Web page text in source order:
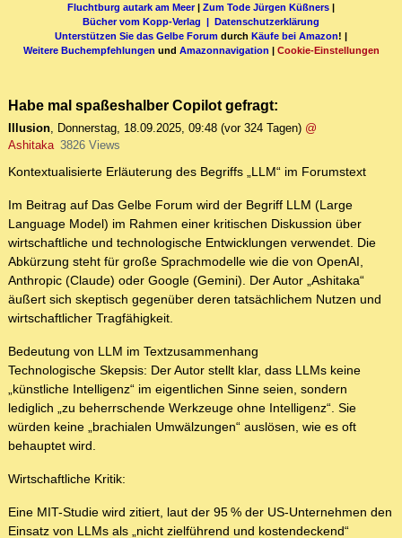
Fluchtburg autark am Meer| Zum Tode Jürgen Küßners |
Bücher vom Kopp-Verlag | Datenschutzerklärung
Unterstützen Sie das Gelbe Forum durch Käufe bei Amazon! |
Weitere Buchempfehlungen und Amazonnavigation | Cookie-Einstellungen
Habe mal spaßeshalber Copilot gefragt:
Illusion, Donnerstag, 18.09.2025, 09:48 (vor 324 Tagen) @
Ashitaka 3826 Views
Kontextualisierte Erläuterung des Begriffs „LLM“ im Forumstext
Im Beitrag auf Das Gelbe Forum wird der Begriff LLM (Large
Language Model) im Rahmen einer kritischen Diskussion über
wirtschaftliche und technologische Entwicklungen verwendet. Die
Abkürzung steht für große Sprachmodelle wie die von OpenAI,
Anthropic (Claude) oder Google (Gemini). Der Autor „Ashitaka“
äußert sich skeptisch gegenüber deren tatsächlichem Nutzen und
wirtschaftlicher Tragfähigkeit.
Bedeutung von LLM im Textzusammenhang
Technologische Skepsis: Der Autor stellt klar, dass LLMs keine
„künstliche Intelligenz“ im eigentlichen Sinne seien, sondern
lediglich „zu beherrschende Werkzeuge ohne Intelligenz“. Sie
würden keine „brachialen Umwälzungen“ auslösen, wie es oft
behauptet wird.
Wirtschaftliche Kritik:
Eine MIT-Studie wird zitiert, laut der 95 % der US-Unternehmen den
Einsatz von LLMs als „nicht zielführend und kostendeckend“